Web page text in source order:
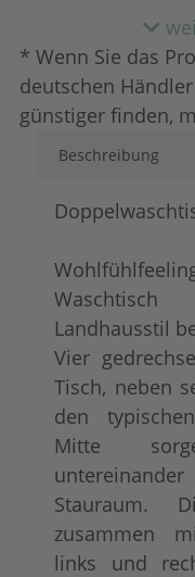
shabby chic
+ 67,00 €
+ 82,00 €
* Wenn Sie das
deutschen
günstiger finden,
Beschreibung
Landhausstil
Vier
Tisch, neben
den
Mitte
Stauraum.
zusammen
links und